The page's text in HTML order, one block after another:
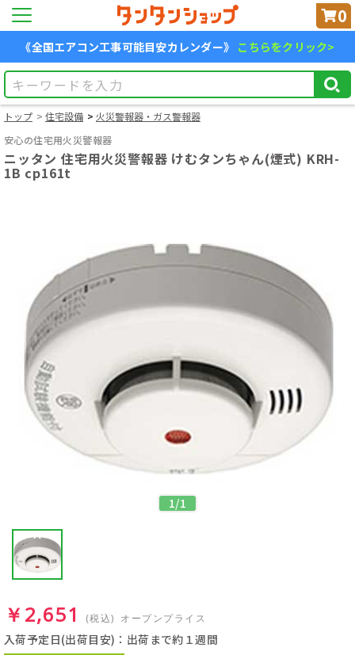
0
《全国エアコン工事可能目安カレンダー》 こちらをクリック>
トップ 住宅設備
火災警報器・ガス警報器
安心の住宅用火災警報器
ニッタン 住宅用火災警報器 けむタンちゃん(煙式) KRH-
1B cp161t
1/1
￥2,651 (税込) オープンプライス
入荷予定日(出荷目安)：出荷まで約１週間